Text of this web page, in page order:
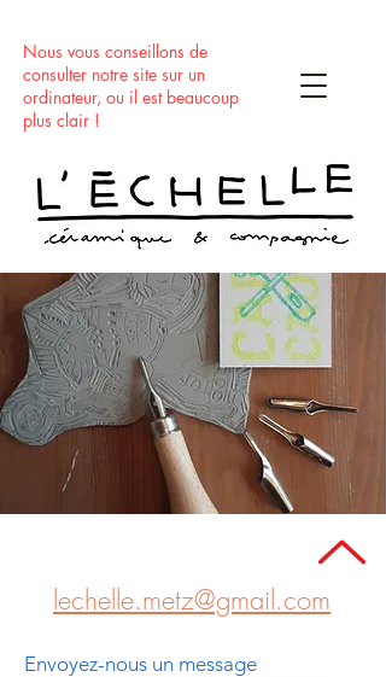
Nous vous conseillons de
consulter notre site sur un
ordinateur, ou il est beaucoup
plus clair !
lechelle.metz@gmail.com
Envoyez-nous un message